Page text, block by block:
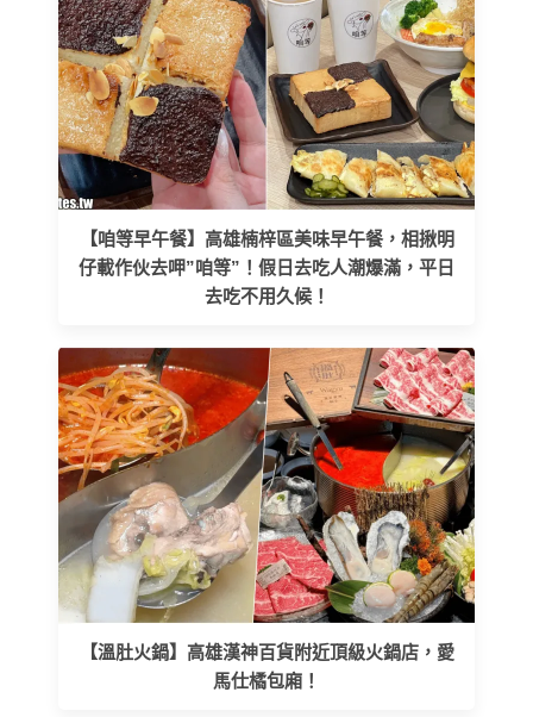
【咱等早午餐】高雄楠梓區美味早午餐，相揪明
仔載作伙去呷”咱等”！假日去吃人潮爆滿，平日
去吃不用久候！
【溫肚火鍋】高雄漢神百貨附近頂級火鍋店，愛
馬仕橘包廂！